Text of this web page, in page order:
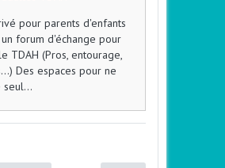
pour parents d'enfants
forum d'échange pour
TDAH (Pros, entourage,
Des espaces pour ne